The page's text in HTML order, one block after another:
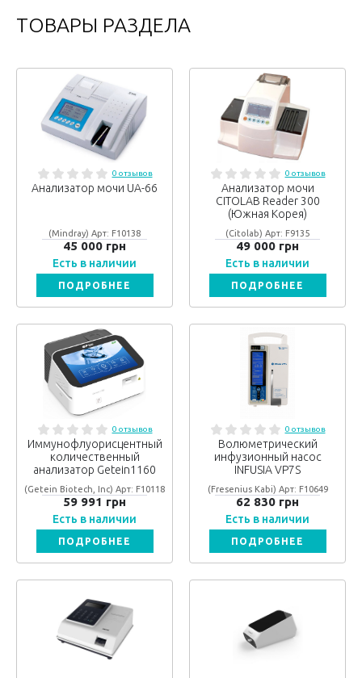
ТОВАРЫ РАЗДЕЛА
0 отзывов
Анализатор мочи UA-66
(Mindray) Арт: F10138
45 000 грн
Есть в наличии
ПОДРОБНЕЕ
0 отзывов
Анализатор мочи
CITOLAB Reader 300
(Южная Корея)
(Citolab) Арт: F9135
49 000 грн
Есть в наличии
ПОДРОБНЕЕ
0 отзывов
Иммунофлуорисцентный
количественный
анализатор Getein1160
(Getein Biotech, Inc) Арт: F10118
59 991 грн
Есть в наличии
ПОДРОБНЕЕ
0 отзывов
Волюметрический
инфузионный насос
INFUSIA VP7S
(Fresenius Kabi) Арт: F10649
62 830 грн
Есть в наличии
ПОДРОБНЕЕ